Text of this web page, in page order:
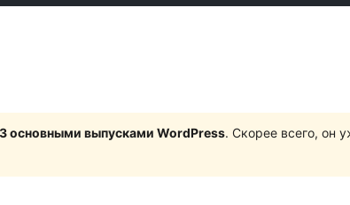
основными выпусками WordPress. Скорее всего, он